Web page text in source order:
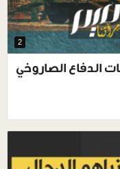
2
الدفاع الصاروخي